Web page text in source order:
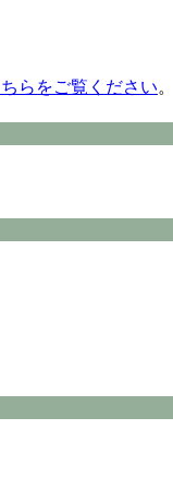
らをご覧ください。